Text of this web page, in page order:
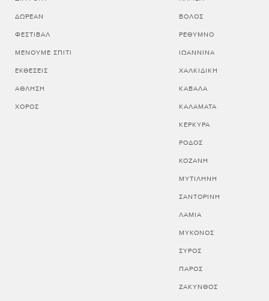
ΔΩΡΕΆΝ
ΦΕΣΤΙΒΆΛ
ΜΈΝΟΥΜΕ ΣΠΊΤΙ
ΕΚΘΈΣΕΙΣ
ΆΘΛΗΣΗ
ΧΟΡΌΣ
ΒΟΛΟΣ
ΡΕΘΥΜΝΟ
ΙΩΑΝΝΙΝΑ
ΧΑΛΚΙΔΙΚΗ
ΚΑΒΑΛΑ
ΚΑΛΑΜΑΤΑ
ΚΕΡΚΥΡΑ
ΡΟΔΟΣ
ΚΟΖΑΝΗ
ΜΥΤΙΛΗΝΗ
ΣΑΝΤΟΡΙΝΗ
ΛΑΜΙΑ
ΜΥΚΟΝΟΣ
ΣΥΡΟΣ
ΠΑΡΟΣ
ΖΑΚΥΝΘΟΣ